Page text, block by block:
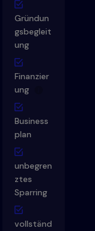
Gründun
gsbegleit
ung
Finanzier
ung
Business
plan
unbegren
ztes
Sparring
vollständ